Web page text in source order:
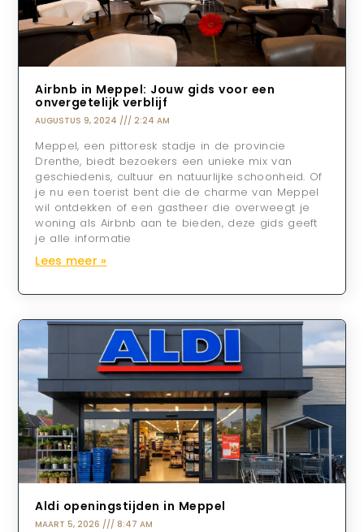
Airbnb in Meppel: Jouw gids voor een
onvergetelijk verblijf
AUGUSTUS 9, 2024 2:24 AM
Meppel, een pittoresk stadje in de provincie
Drenthe, biedt bezoekers een unieke mix van
geschiedenis, cultuur en natuurlijke schoonheid. Of
je nu een toerist bent die de charme van Meppel
wil ontdekken of een gastheer die overweegt je
woning als Airbnb aan te bieden, deze gids geeft
je alle informatie
Lees meer »
Aldi openingstijden in Meppel
MAART 5, 2026 8:47 AM